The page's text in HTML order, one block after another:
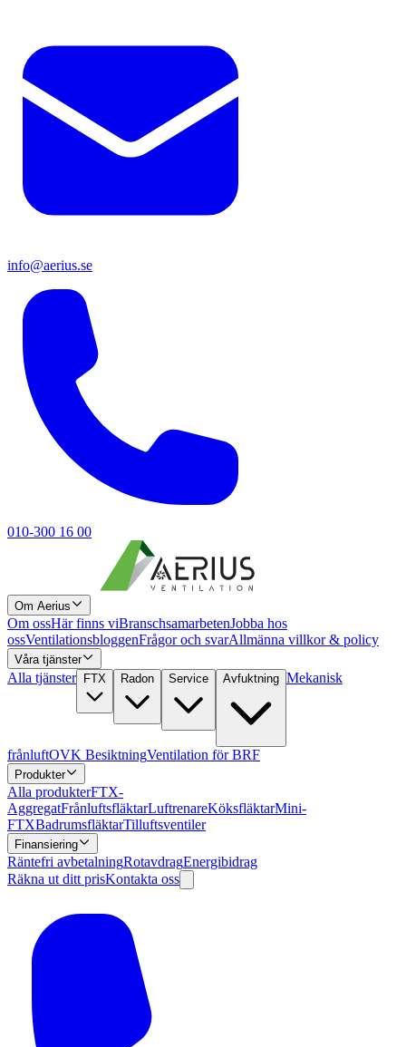
info@aerius.se
010-300 16 00
Om Aerius
Om ossHär finns viBranschsamarbetenJobba hos
ossVentilationsbloggenFrågor och svarAllmänna villkor & policy
Våra tjänster
Alla tjänster FTX Radon Service Avfuktning Mekanisk
frånluftOVK BesiktningVentilation för BRF
Produkter
Alla produkterFTX-
AggregatFrånluftsfläktarLuftrenareKöksfläktarMini-
FTXBadrumsfläktarTilluftsventiler
Finansiering
Räntefri avbetalningRotavdragEnergibidrag
Räkna ut ditt prisKontakta oss